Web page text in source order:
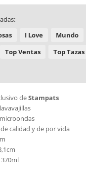
I Love Mundo
Top Ventas Top Tazas
deStampats
calidad y de por vida